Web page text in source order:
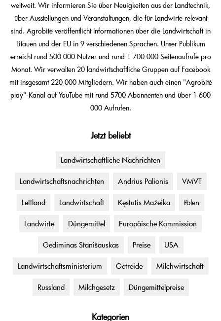
weltweit. Wir informieren Sie über Neuigkeiten aus der Landtechnik,
über Ausstellungen und Veranstaltungen, die für Landwirte relevant
sind. Agrobitė veröffentlicht Informationen über die Landwirtschaft in
Litauen und der EU in 9 verschiedenen Sprachen. Unser Publikum
erreicht rund 500 000 Nutzer und rund 1 700 000 Seitenaufrufe pro
Monat. Wir verwalten 20 landwirtschaftliche Gruppen auf Facebook
mit insgesamt 220 000 Mitgliedern. Wir haben auch einen "Agrobitė
play"-Kanal auf YouTube mit rund 5700 Abonnenten und über 1 600
000 Aufrufen.
Jetzt beliebt
Landwirtschaftliche Nachrichten
Landwirtschaftsnachrichten Andrius Palionis VMVT
Lettland Landwirtschaft Kęstutis Mažeika Polen
Landwirte Düngemittel Europäische Kommission
Gediminas Stanišauskas Preise USA
Landwirtschaftsministerium Getreide Milchwirtschaft
Russland Milchgesetz Düngemittelpreise
Kategorien